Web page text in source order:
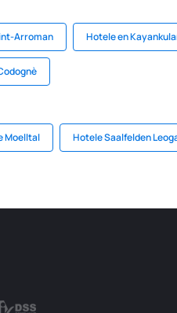
Arroman Hotele en
Moelltal Hotele Saalfelden